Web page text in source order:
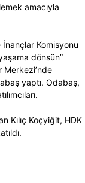
amacıyla
Komisyonu
dönsün”
Merkezi’nde
yaptı. Odabaş,
Kılıç Koçyiğit, HDK